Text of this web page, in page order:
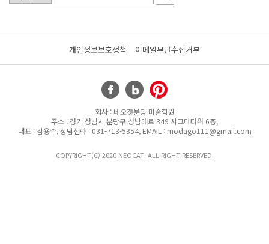
개인정보보호정책 이메일무단수집거부
회사 : 네오캣분당 미술학원
주소 : 경기 성남시 분당구 성남대로 349 시그마타워 6층,
대표 : 김용수, 상담전화 : 031-713-5354, EMAIL : modago111@gmail.com
COPYRIGHT(C) 2020 NEOCAT. ALL RIGHT RESERVED.